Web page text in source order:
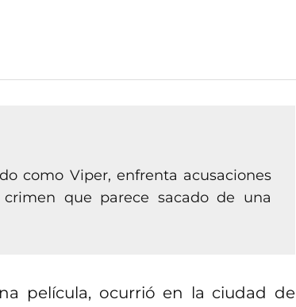
como Viper, enfrenta acusaciones
que parece sacado de una
película, ocurrió en la ciudad de